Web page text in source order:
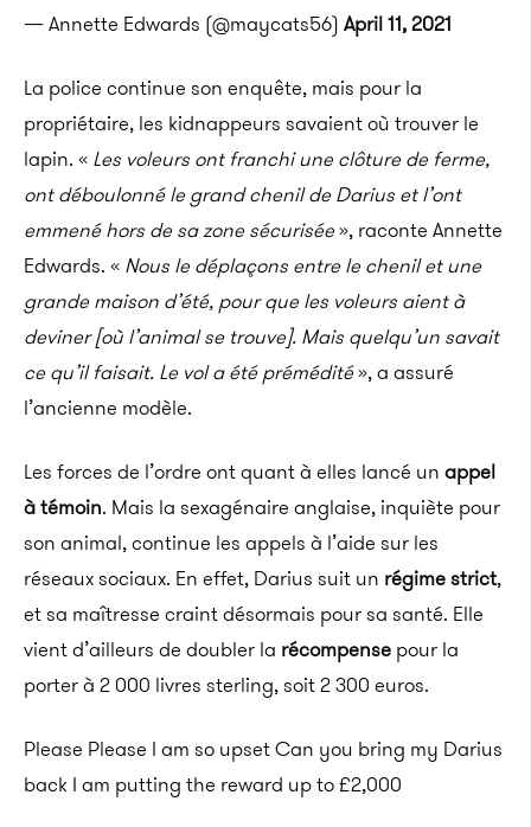
— Annette Edwards (@maycats56) April 11, 2021
La police continue son enquête, mais pour la
propriétaire, les kidnappeurs savaient où trouver le
lapin. « Les voleurs ont franchi une clôture de ferme,
ont déboulonné le grand chenil de Darius et l’ont
emmené hors de sa zone sécurisée», raconte Annette
Edwards. « Nous le déplaçons entre le chenil et une
grande maison d’été, pour que les voleurs aient à
deviner [où l’animal se trouve]. Mais quelqu’un savait
ce qu’il faisait. Le vol a été prémédité», a assuré
l’ancienne modèle.
Les forces de l’ordre ont quant à elles lancé un appel
à témoin. Mais la sexagénaire anglaise, inquiète pour
son animal, continue les appels à l’aide sur les
réseaux sociaux. En effet, Darius suit un régime strict,
et sa maîtresse craint désormais pour sa santé. Elle
vient d’ailleurs de doubler la récompense pour la
porter à 2 000 livres sterling, soit 2 300 euros.
Please Please I am so upset Can you bring my Darius
back I am putting the reward up to £2,000